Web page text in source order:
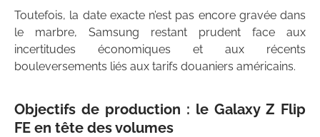
Toutefois, la date exacte n’est pas encore gravée dans
le marbre, Samsung restant prudent face aux
incertitudes économiques et aux récents
bouleversements liés aux tarifs douaniers américains.
Objectifs de production : le Galaxy Z Flip
FE en tête des volumes